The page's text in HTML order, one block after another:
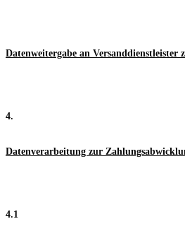
Datenweitergabe an
4.
Datenverarbeitung zur
4.1